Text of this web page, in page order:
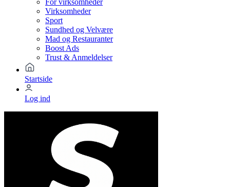
For virksomheder
Virksomheder
Sport
Sundhed og Velvære
Mad og Restauranter
Boost Ads
Trust & Anmeldelser
Startside
Log ind